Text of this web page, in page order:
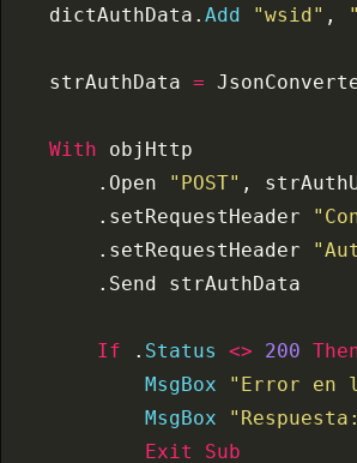
    dictAuthData.
Add "wsid" ,
    strAuthData
=
    With
objHttp
        .Open
"POST" ,
        .setRequestHeader
        .setRequestHeader
        .Send strAuthData
        If
. Status <> 200
            MsgBox
"Error en
            MsgBox
            Exit Sub